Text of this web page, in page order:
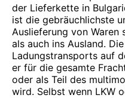
der Lieferkette in
ist die gebräuchlichste
Auslieferung von Waren
als auch ins Ausland.
Ladungstransports auf
er für die gesamte
oder als Teil des
wird. Selbst wenn LKW